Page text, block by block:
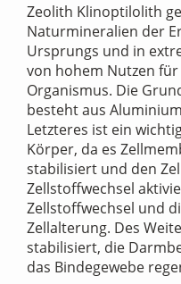
Zeolith Klinoptilolith
Naturmineralien der
Ursprungs und in
von hohem Nutzen
Organismus. Die
besteht aus
Letzteres ist ein
Körper, da es
stabilisiert und den
Zellstoffwechsel
Zellstoffwechsel und
Zellalterung. Des
stabilisiert, die
das Bindegewebe